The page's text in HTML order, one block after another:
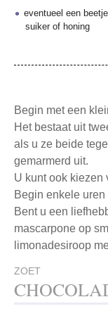
eventueel een beetje
suiker of honing
Begin met een
Het bestaat uit
als u ze beide
gemarmerd uit.
U kunt ook
Begin enkele
Bent u een
mascarpone op
limonadesiroop
ZOET